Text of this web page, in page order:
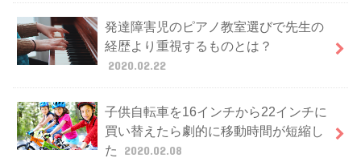
発達障害児のピアノ教室選びで先生の
経歴より重視するものとは？
2020.02.22
子供自転車を16インチから22インチに
買い替えたら劇的に移動時間が短縮し
た
2020.02.08